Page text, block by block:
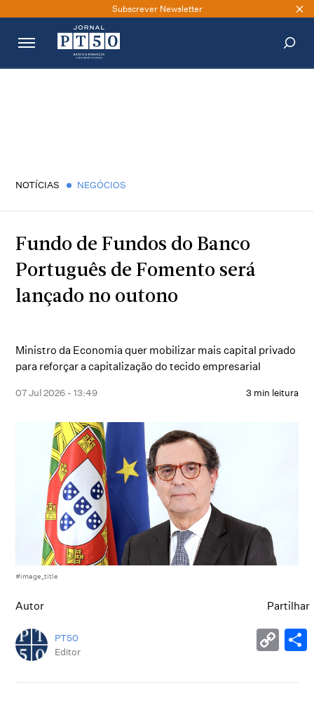
Subscrever Newsletter
NOTÍCIAS NEGÓCIOS
Fundo de Fundos do Banco
Português de Fomento será
lançado no outono
Ministro da Economia quer mobilizar mais capital privado
para reforçar a capitalização do tecido empresarial
07 Jul 2026 - 13:49 3 min leitura
#image_title
Autor
PT50
Editor
Partilhar